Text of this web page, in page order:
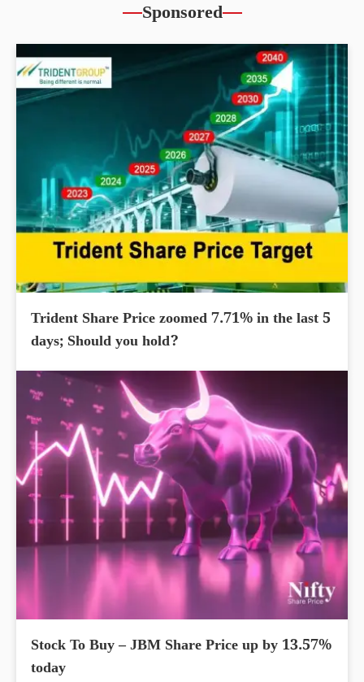
Sponsored
Trident Share Price zoomed 7.71% in the last 5
days; Should you hold?
Stock To Buy – JBM Share Price up by 13.57%
today